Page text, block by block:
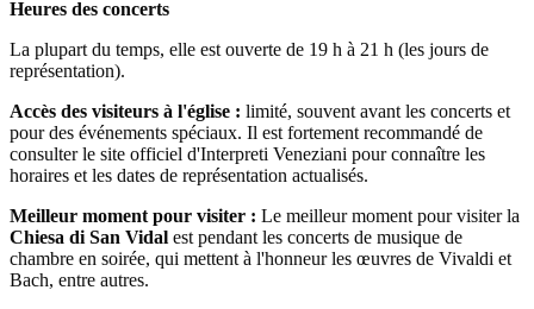
Heures des concerts
La plupart du temps, elle est ouverte de 19 h à 21 h (les jours de
représentation).
Accès des visiteurs à l'église : limité, souvent avant les concerts et
pour des événements spéciaux. Il est fortement recommandé de
consulter le site officiel d'Interpreti Veneziani pour connaître les
horaires et les dates de représentation actualisés.
Meilleur moment pour visiter : Le meilleur moment pour visiter la
Chiesa di San Vidal est pendant les concerts de musique de
chambre en soirée, qui mettent à l'honneur les œuvres de Vivaldi et
Bach, entre autres.